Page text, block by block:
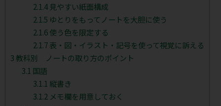
2.1.4見やすい紙面構成
2.1.5 ゆとりをもってノートを大胆に使う
2.1.6使う色を限定する
2.1.7表・図・イラスト・記号を使って視覚に訴える
3教科別 ノートの取り方のポイント
3.1 国語
3.1.1 縦書き
3.1.2 メモ欄を用意しておく